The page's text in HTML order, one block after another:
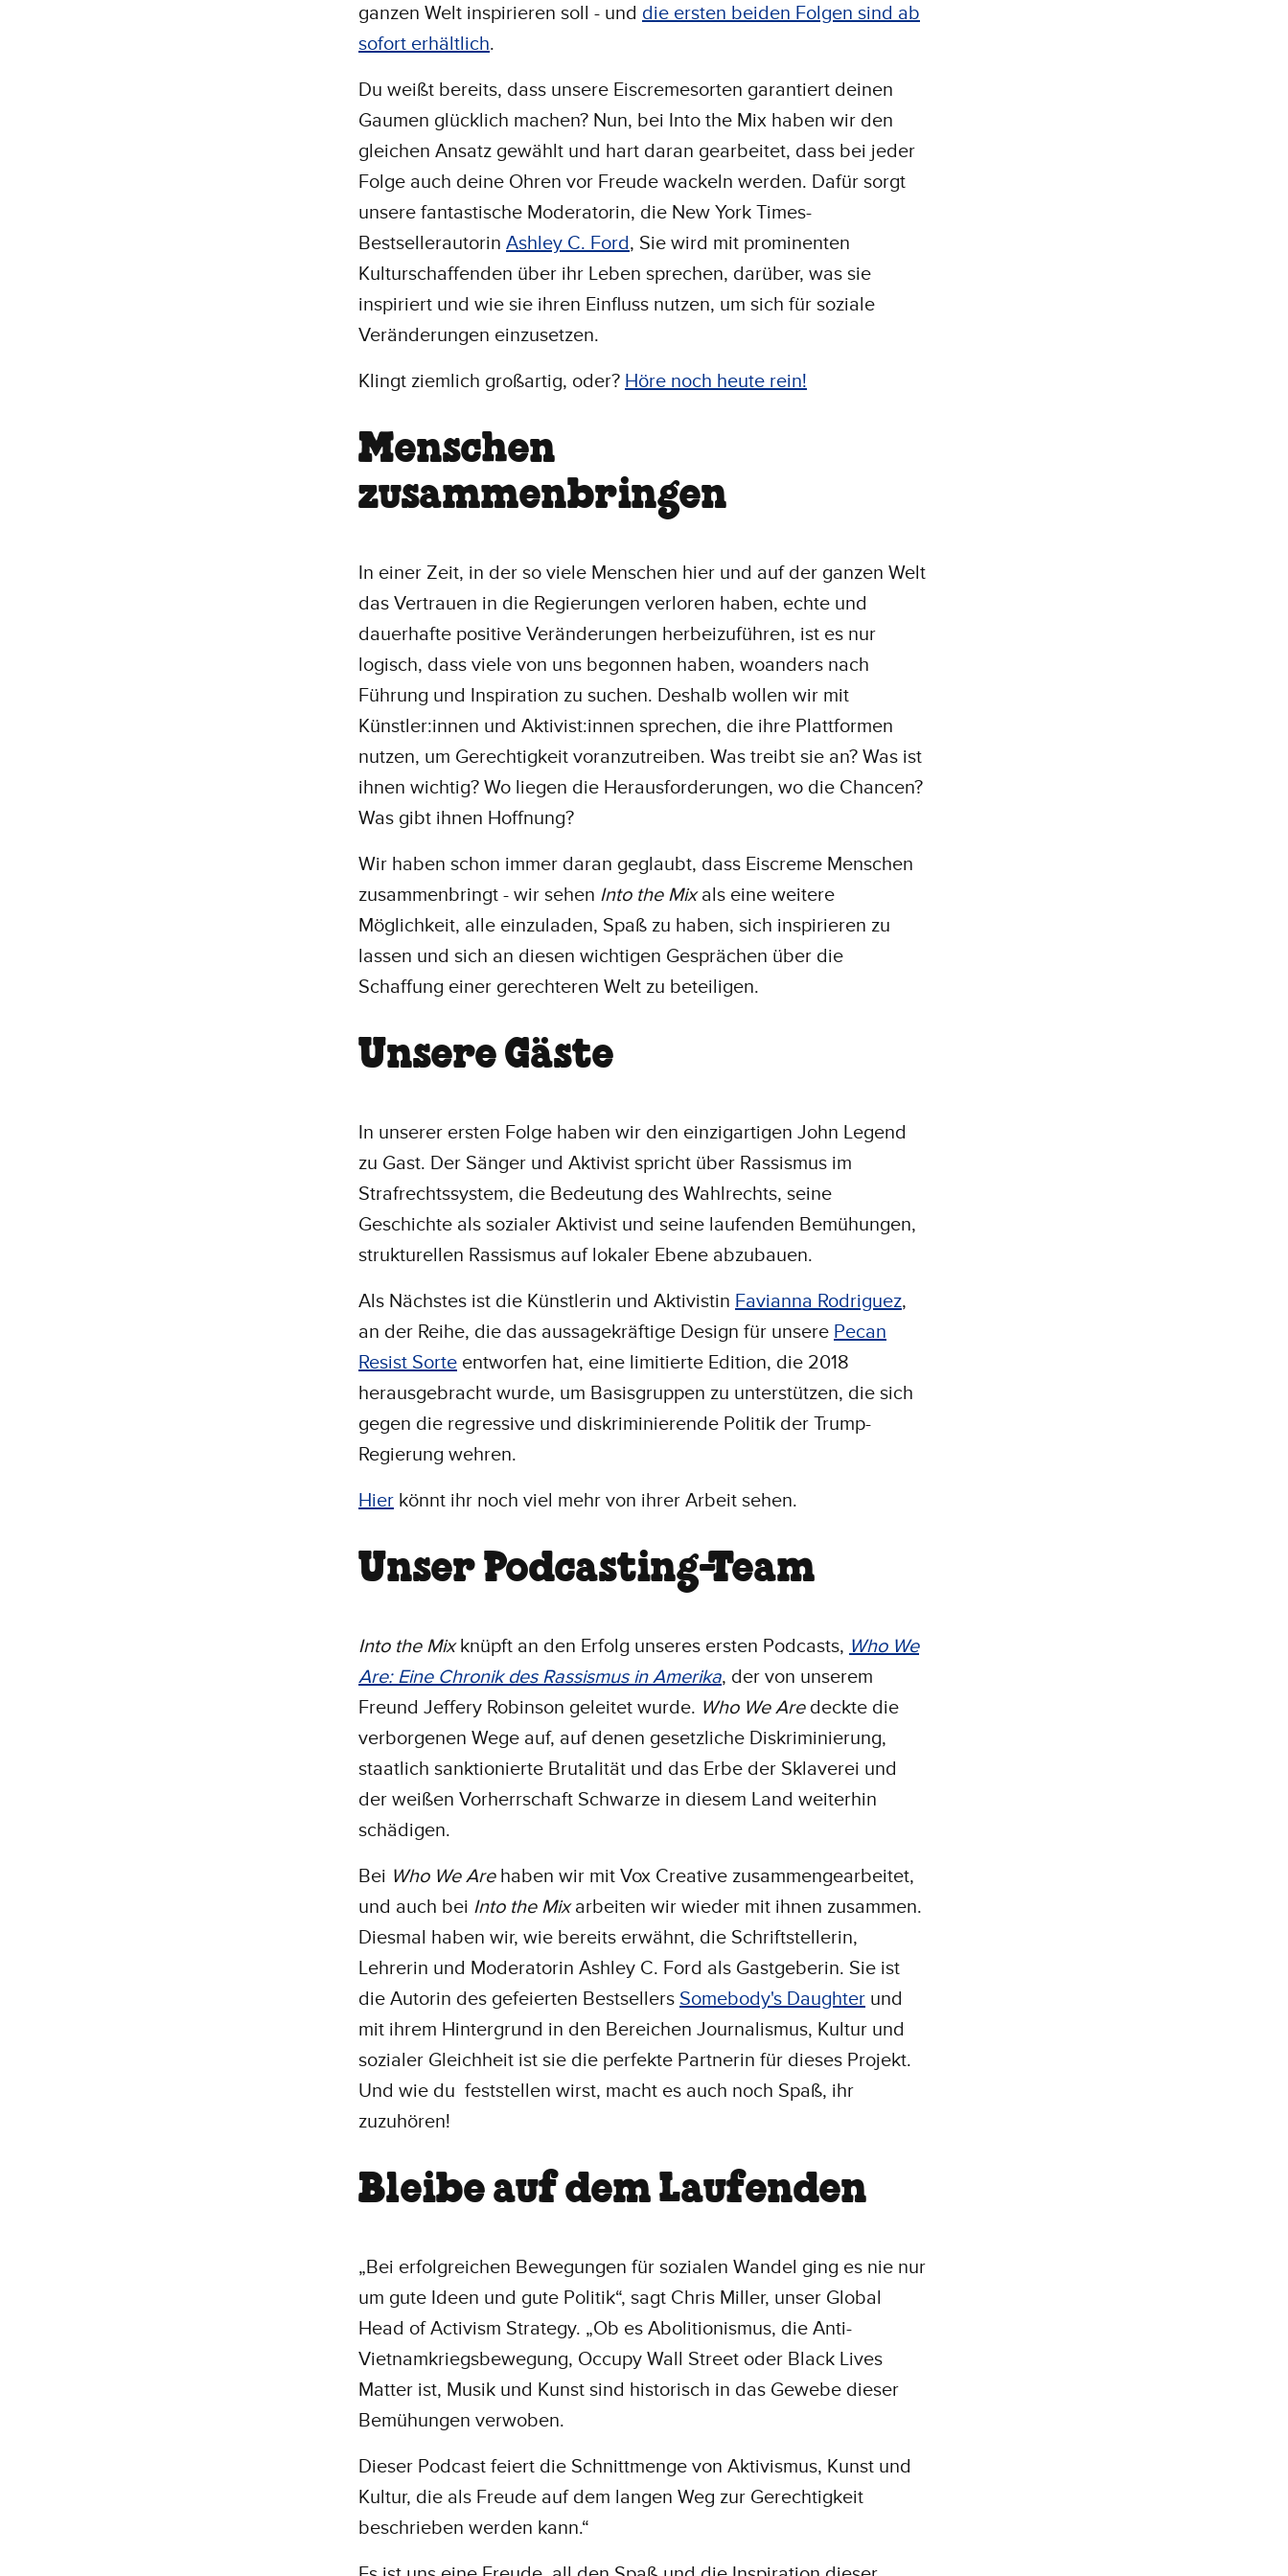
ganzen Welt inspirieren soll - und die ersten beiden Folgen sind ab
sofort erhältlich.
Du weißt bereits, dass unsere Eiscremesorten garantiert deinen
Gaumen glücklich machen? Nun, bei Into the Mix haben wir den
gleichen Ansatz gewählt und hart daran gearbeitet, dass bei jeder
Folge auch deine Ohren vor Freude wackeln werden. Dafür sorgt
unsere fantastische Moderatorin, die New York Times-
Bestsellerautorin Ashley C. Ford, Sie wird mit prominenten
Kulturschaffenden über ihr Leben sprechen, darüber, was sie
inspiriert und wie sie ihren Einfluss nutzen, um sich für soziale
Veränderungen einzusetzen.
Klingt ziemlich großartig, oder? Höre noch heute rein!
Menschen
zusammenbringen
In einer Zeit, in der so viele Menschen hier und auf der ganzen Welt
das Vertrauen in die Regierungen verloren haben, echte und
dauerhafte positive Veränderungen herbeizuführen, ist es nur
logisch, dass viele von uns begonnen haben, woanders nach
Führung und Inspiration zu suchen. Deshalb wollen wir mit
Künstler:innen und Aktivist:innen sprechen, die ihre Plattformen
nutzen, um Gerechtigkeit voranzutreiben. Was treibt sie an? Was ist
ihnen wichtig? Wo liegen die Herausforderungen, wo die Chancen?
Was gibt ihnen Hoffnung?
Wir haben schon immer daran geglaubt, dass Eiscreme Menschen
zusammenbringt - wir sehen Into the Mixals eine weitere
Möglichkeit, alle einzuladen, Spaß zu haben, sich inspirieren zu
lassen und sich an diesen wichtigen Gesprächen über die
Schaffung einer gerechteren Welt zu beteiligen.
Unsere Gäste
In unserer ersten Folge haben wir den einzigartigen John Legend
zu Gast. Der Sänger und Aktivist spricht über Rassismus im
Strafrechtssystem, die Bedeutung des Wahlrechts, seine
Geschichte als sozialer Aktivist und seine laufenden Bemühungen,
strukturellen Rassismus auf lokaler Ebene abzubauen.
Als Nächstes ist die Künstlerin und Aktivistin Favianna Rodriguez,
an der Reihe, die das aussagekräftige Design für unsere Pecan
Resist Sorte entworfen hat, eine limitierte Edition, die 2018
herausgebracht wurde, um Basisgruppen zu unterstützen, die sich
gegen die regressive und diskriminierende Politik der Trump-
Regierung wehren.
Hier könnt ihr noch viel mehr von ihrer Arbeit sehen.
Unser Podcasting-Team
Into the Mixknüpft an den Erfolg unseres ersten Podcasts, Who We
Are: Eine Chronik des Rassismus in Amerika, der von unserem
Freund Jeffery Robinson geleitet wurde. Who We Aredeckte die
verborgenen Wege auf, auf denen gesetzliche Diskriminierung,
staatlich sanktionierte Brutalität und das Erbe der Sklaverei und
der weißen Vorherrschaft Schwarze in diesem Land weiterhin
schädigen.
Bei Who We Arehaben wir mit Vox Creative zusammengearbeitet,
und auch bei Into the Mixarbeiten wir wieder mit ihnen zusammen.
Diesmal haben wir, wie bereits erwähnt, die Schriftstellerin,
Lehrerin und Moderatorin Ashley C. Ford als Gastgeberin. Sie ist
die Autorin des gefeierten Bestsellers Somebody's Daughter und
mit ihrem Hintergrund in den Bereichen Journalismus, Kultur und
sozialer Gleichheit ist sie die perfekte Partnerin für dieses Projekt.
Und wie du feststellen wirst, macht es auch noch Spaß, ihr
zuzuhören!
Bleibe auf dem Laufenden
„Bei erfolgreichen Bewegungen für sozialen Wandel ging es nie nur
um gute Ideen und gute Politik“, sagt Chris Miller, unser Global
Head of Activism Strategy. „Ob es Abolitionismus, die Anti-
Vietnamkriegsbewegung, Occupy Wall Street oder Black Lives
Matter ist, Musik und Kunst sind historisch in das Gewebe dieser
Bemühungen verwoben.
Dieser Podcast feiert die Schnittmenge von Aktivismus, Kunst und
Kultur, die als Freude auf dem langen Weg zur Gerechtigkeit
beschrieben werden kann.“